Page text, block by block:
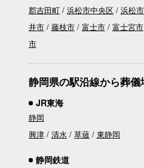
郡吉田町
浜松市中央区 浜松
井市
藤枝市 富士市 富士宮市
市
静岡県の駅沿線から葬儀
JR東海
静岡
興津
清水 草薙 東静岡
静岡鉄道